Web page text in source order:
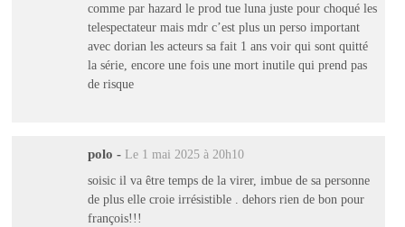
comme par hazard le prod tue luna juste pour choqué les
telespectateur mais mdr c’est plus un perso important
avec dorian les acteurs sa fait 1 ans voir qui sont quitté
la série, encore une fois une mort inutile qui prend pas
de risque
polo - Le 1 mai 2025 à 20h10
soisic il va être temps de la virer, imbue de sa personne
de plus elle croie irrésistible . dehors rien de bon pour
françois!!!